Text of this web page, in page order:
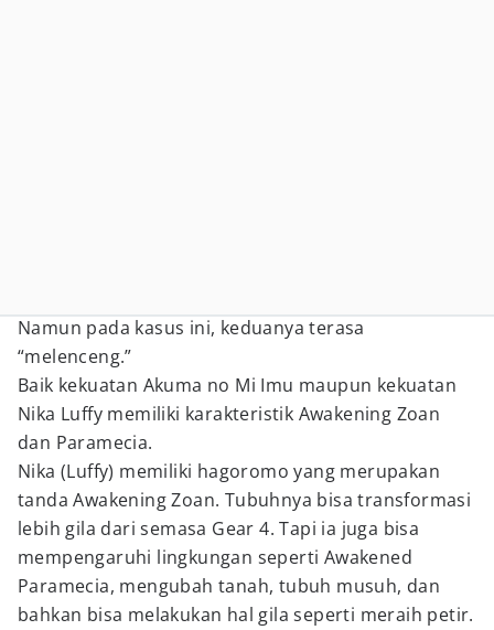
Namun pada kasus ini, keduanya terasa
“melenceng.”
Baik kekuatan Akuma no Mi Imu maupun kekuatan
Nika Luffy memiliki karakteristik Awakening Zoan
dan Paramecia.
Nika (Luffy) memiliki hagoromo yang merupakan
tanda Awakening Zoan. Tubuhnya bisa transformasi
lebih gila dari semasa Gear 4. Tapi ia juga bisa
mempengaruhi lingkungan seperti Awakened
Paramecia, mengubah tanah, tubuh musuh, dan
bahkan bisa melakukan hal gila seperti meraih petir.